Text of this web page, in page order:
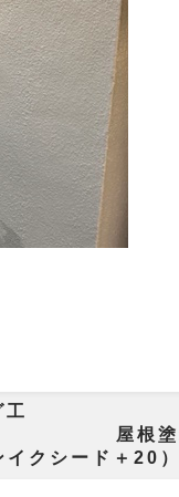
UV
イクシード＋20